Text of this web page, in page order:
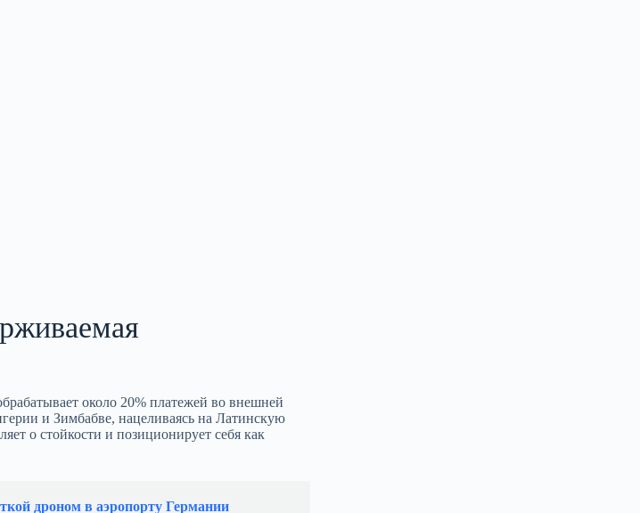
около 20% платежей во внешней
и Зимбабве, нацеливаясь на Латинскую
о стойкости и позиционирует себя как
дроном в аэропорту Германии